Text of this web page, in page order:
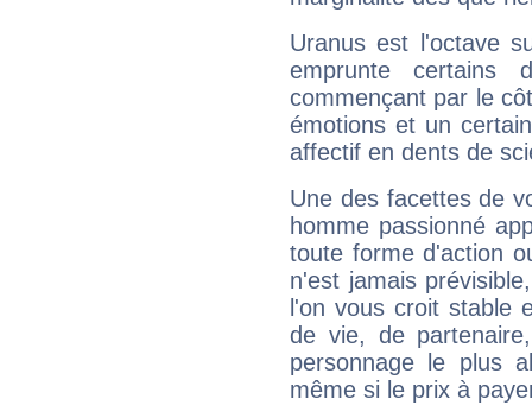
Uranus est l'octave
emprunte
commençant par le
émotions et un
affectif en dents de
Une des facettes de
homme passionné
toute forme d'action
n'est jamais
l'on vous croit stable
de vie, de
personnage le plus
même si le prix à